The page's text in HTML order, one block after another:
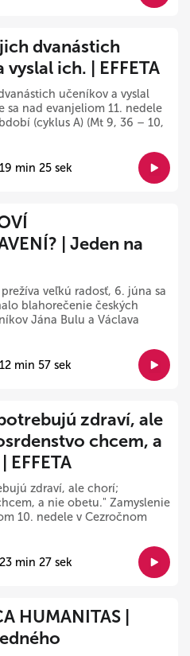
dvanástich
ich. | EFFETA
učeníkov a vyslal
sa nad evanjeliom 11. nedele
(cyklus A) (Mt 9, 36 – 10,
min 25 sek
| Jeden na
veľkú radosť, 6. júna sa
blahorečenie českých
Jána Bulu a Václava
min 57 sek
zdraví, ale
chcem, a
EFFETA
zdraví, ale chorí;
a nie obetu." Zamyslenie
10. nedele v Cezročnom
min 27 sek
HUMANITAS |